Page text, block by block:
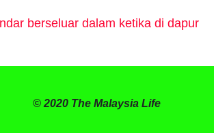
berseluar dalam ketika di dapur
© 2020 The Malaysia Life